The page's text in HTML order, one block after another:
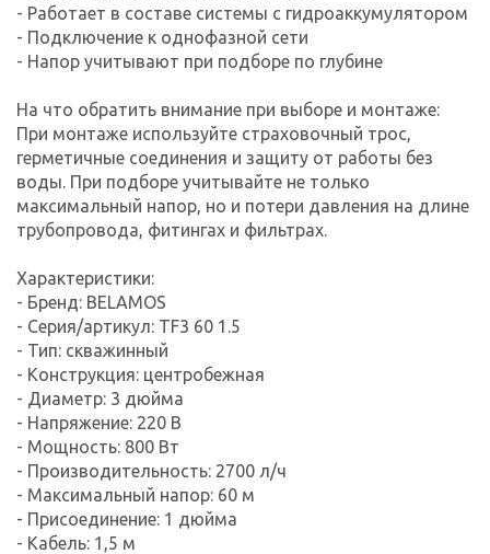
- Работает в составе системы с гидроаккумулятором
- Подключение к однофазной сети
- Напор учитывают при подборе по глубине
На что обратить внимание при выборе и монтаже:
При монтаже используйте страховочный трос,
герметичные соединения и защиту от работы без
воды. При подборе учитывайте не только
максимальный напор, но и потери давления на длине
трубопровода, фитингах и фильтрах.
Характеристики:
- Бренд: BELAMOS
- Серия/артикул: TF3 60 1.5
- Тип: скважинный
- Конструкция: центробежная
- Диаметр: 3 дюйма
- Напряжение: 220 В
- Мощность: 800 Вт
- Производительность: 2700 л/ч
- Максимальный напор: 60 м
- Присоединение: 1 дюйма
- Кабель: 1,5 м